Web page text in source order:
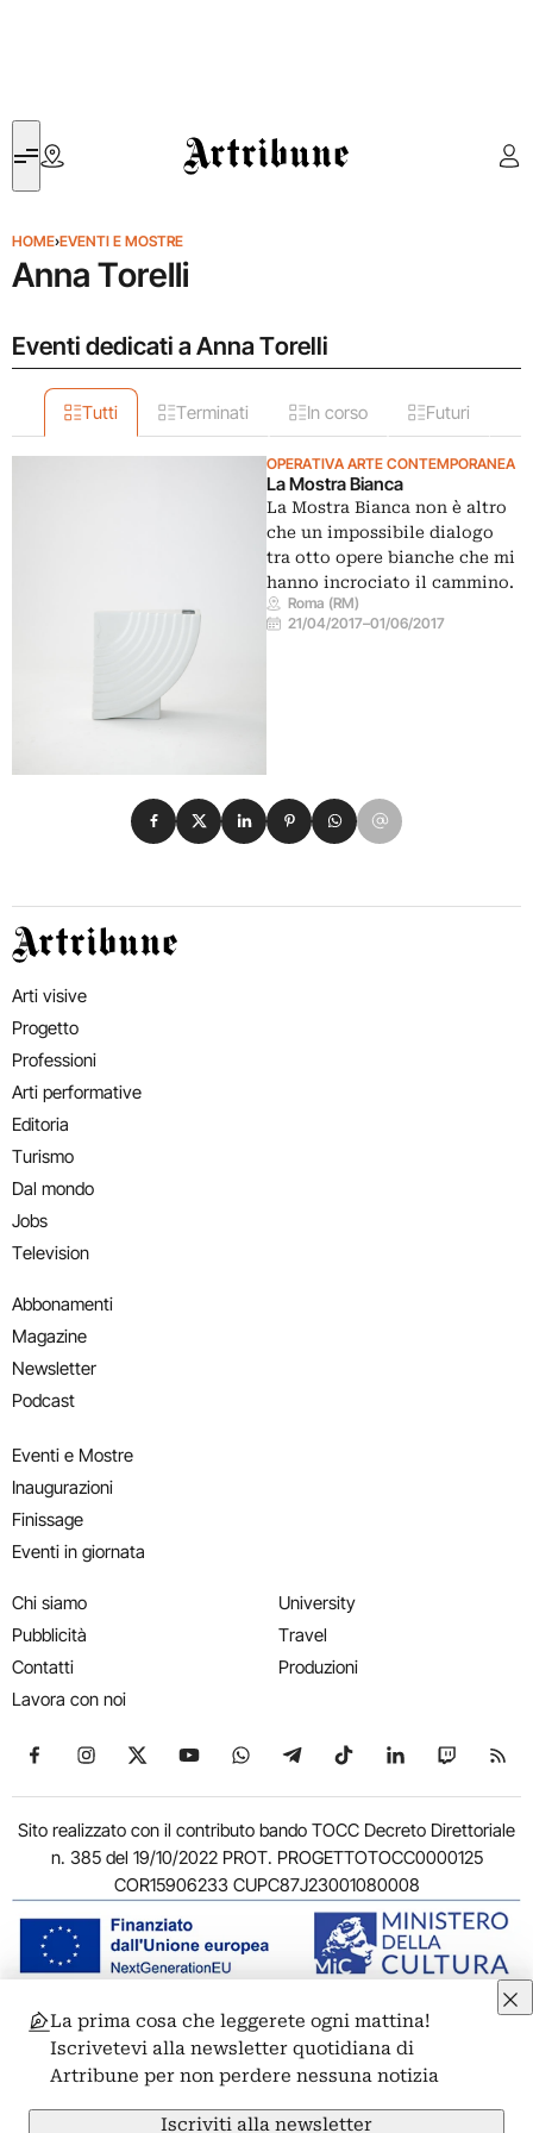
Artribune
HOME›EVENTI E MOSTRE
Anna Torelli
Eventi dedicati a Anna Torelli
Tutti Terminati In corso Futuri
OPERATIVA ARTE CONTEMPORANEA
La Mostra Bianca
La Mostra Bianca non è altro
che un impossibile dialogo
tra otto opere bianche che mi
hanno incrociato il cammino.
Roma (RM)
21/04/2017–01/06/2017
Condividi su Facebook
Condividi su X
Condividi su LinkedIn
Condividi su Pinterest
Condividi su WhatsApp
Condividi su Email
Artribune
Arti visive
Progetto
Professioni
Arti performative
Editoria
Turismo
Dal mondo
Jobs
Television
Abbonamenti
Magazine
Newsletter
Podcast
Eventi e Mostre
Inaugurazioni
Finissage
Eventi in giornata
Chi siamo
Pubblicità
Contatti
Lavora con noi
University
Travel
Produzioni
Seguici su Facebook
Seguici su Instagram
Seguici su X
Seguici su YouTube
Seguici su WhatsApp
Seguici su Telegram
Seguici su TikTok
Seguici su
Seguici
Sito realizzato con il contributo bando TOCC Decreto Direttoriale
n. 385 del 19/10/2022 PROT. PROGETTOTOCC0000125
COR15906233 CUPC87J23001080008
© 2011-2026 ARTRIBUNE srl – Corso Vittorio Emanuele II, 287 –
00186 Roma - P.I. 11381581005
Privacy: Responsabile della protezione dei dati personali
ARTRIBUNE srl – Corso Vittorio Emanuele II, 287 – 00186 Roma
La prima cosa che leggerete ogni mattina!
Iscrivetevi alla newsletter quotidiana di
Artribune per non perdere nessuna notizia
Iscriviti alla newsletter